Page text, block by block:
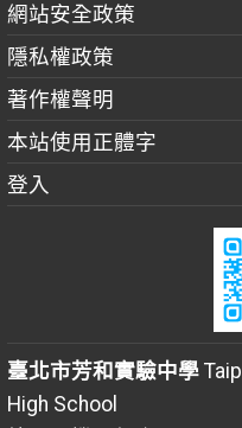
網站安全政策
隱私權政策
著作權聲明
本站使用正體字
登入
臺北市芳和實驗中學
High School